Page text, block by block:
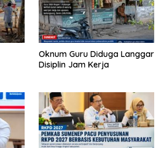
Oknum Guru Diduga Langgar
Disiplin Jam Kerja